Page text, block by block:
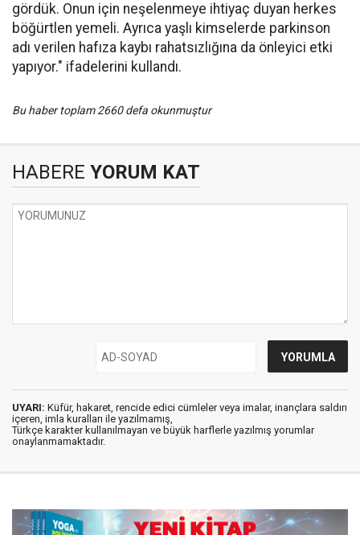
gördük. Onun için neşelenmeye ihtiyaç duyan herkes
böğürtlen yemeli. Ayrıca yaşlı kimselerde parkinson
adı verilen hafıza kaybı rahatsızlığına da önleyici etki
yapıyor." ifadelerini kullandı.
Bu haber toplam 2660 defa okunmuştur
HABERE YORUM KAT
UYARI: Küfür, hakaret, rencide edici cümleler veya imalar, inançlara saldırı
içeren, imla kuralları ile yazılmamış,
Türkçe karakter kullanılmayan ve büyük harflerle yazılmış yorumlar
onaylanmamaktadır.